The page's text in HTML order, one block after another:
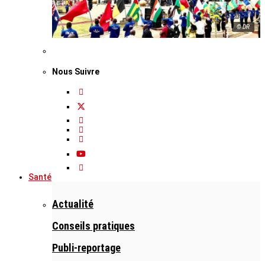
© DR
Nous Suivre
Santé
Actualité
Conseils pratiques
Publi-reportage